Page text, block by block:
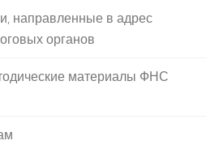
направленные в адрес
органов
материалы ФНС